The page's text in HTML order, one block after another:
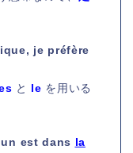
je préfère
と le を用いる
est dans
la